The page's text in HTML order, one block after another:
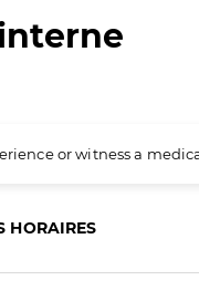
or witness a
HORAIRES